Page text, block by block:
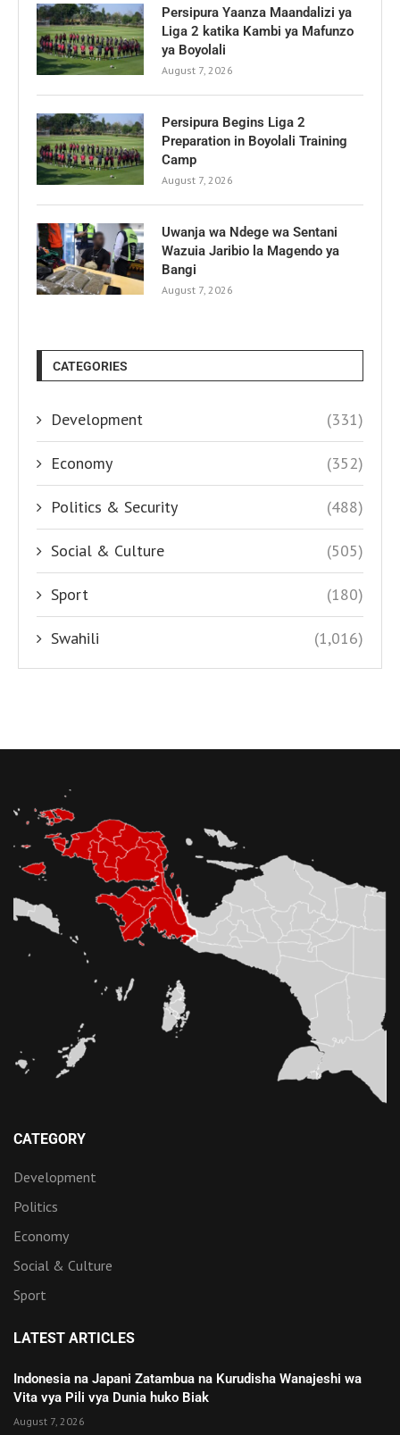
Persipura Yaanza Maandalizi ya
Liga 2 katika Kambi ya Mafunzo
ya Boyolali
August 7, 2026
Persipura Begins Liga 2
Preparation in Boyolali Training
Camp
August 7, 2026
Uwanja wa Ndege wa Sentani
Wazuia Jaribio la Magendo ya
Bangi
August 7, 2026
CATEGORIES
Development (331)
Economy (352)
Politics & Security (488)
Social & Culture (505)
Sport (180)
Swahili (1,016)
CATEGORY
Development
Politics
Economy
Social & Culture
Sport
LATEST ARTICLES
Indonesia na Japani Zatambua na Kurudisha Wanajeshi wa
Vita vya Pili vya Dunia huko Biak
August 7, 2026